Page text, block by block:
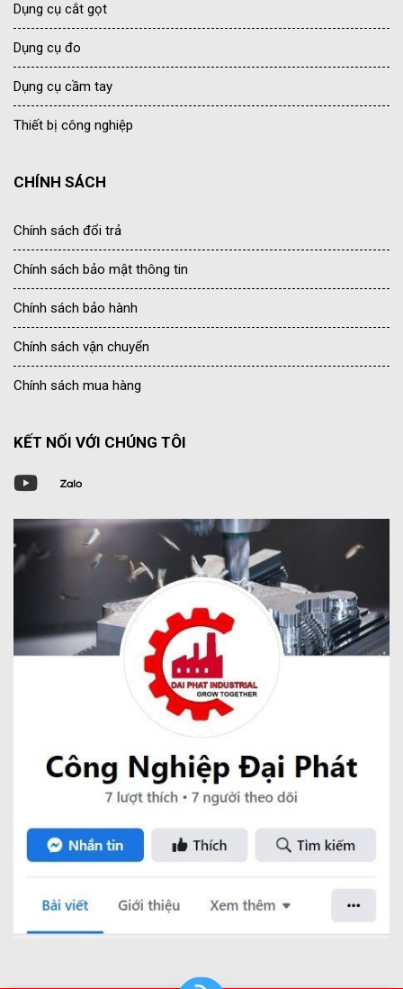
Dụng cụ cắt gọt
Dụng cụ đo
Dụng cụ cầm tay
Thiết bị công nghiệp
CHÍNH SÁCH
Chính sách đổi trả
Chính sách bảo mật thông tin
Chính sách bảo hành
Chính sách vận chuyển
Chính sách mua hàng
KẾT NỐI VỚI CHÚNG TÔI